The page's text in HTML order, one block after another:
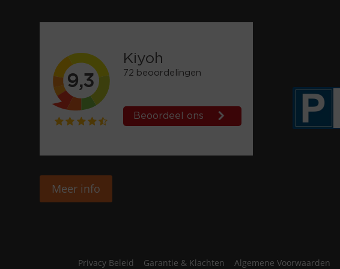
Meer info
Privacy Beleid Garantie & Klachten Algemene Voorwaarden